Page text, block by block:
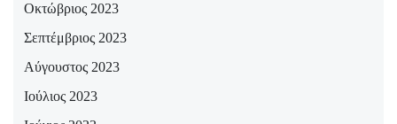
Οκτώβριος 2023
Σεπτέμβριος 2023
Αύγουστος 2023
Ιούλιος 2023